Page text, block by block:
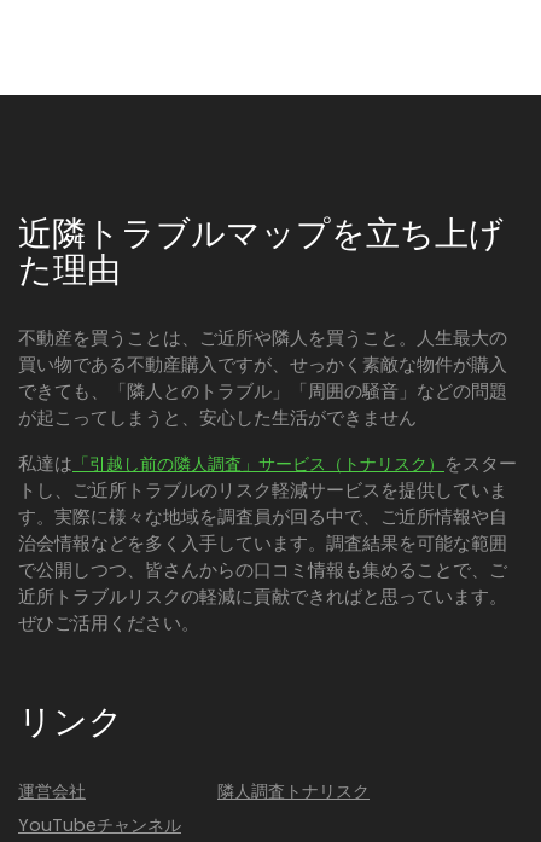
近隣トラブルマップを立ち上げ
た理由
不動産を買うことは、ご近所や隣人を買うこと。人生最大の
買い物である不動産購入ですが、せっかく素敵な物件が購入
できても、「隣人とのトラブル」「周囲の騒音」などの問題
が起こってしまうと、安心した生活ができません
私達は 「引越し前の隣人調査」サービス（トナリスク） をスター
トし、ご近所トラブルのリスク軽減サービスを提供していま
す。実際に様々な地域を調査員が回る中で、ご近所情報や自
治会情報などを多く入手しています。調査結果を可能な範囲
で公開しつつ、皆さんからの口コミ情報も集めることで、ご
近所トラブルリスクの軽減に貢献できればと思っています。
ぜひご活用ください。
リンク
運営会社
YouTubeチャンネル
隣人調査トナリスク